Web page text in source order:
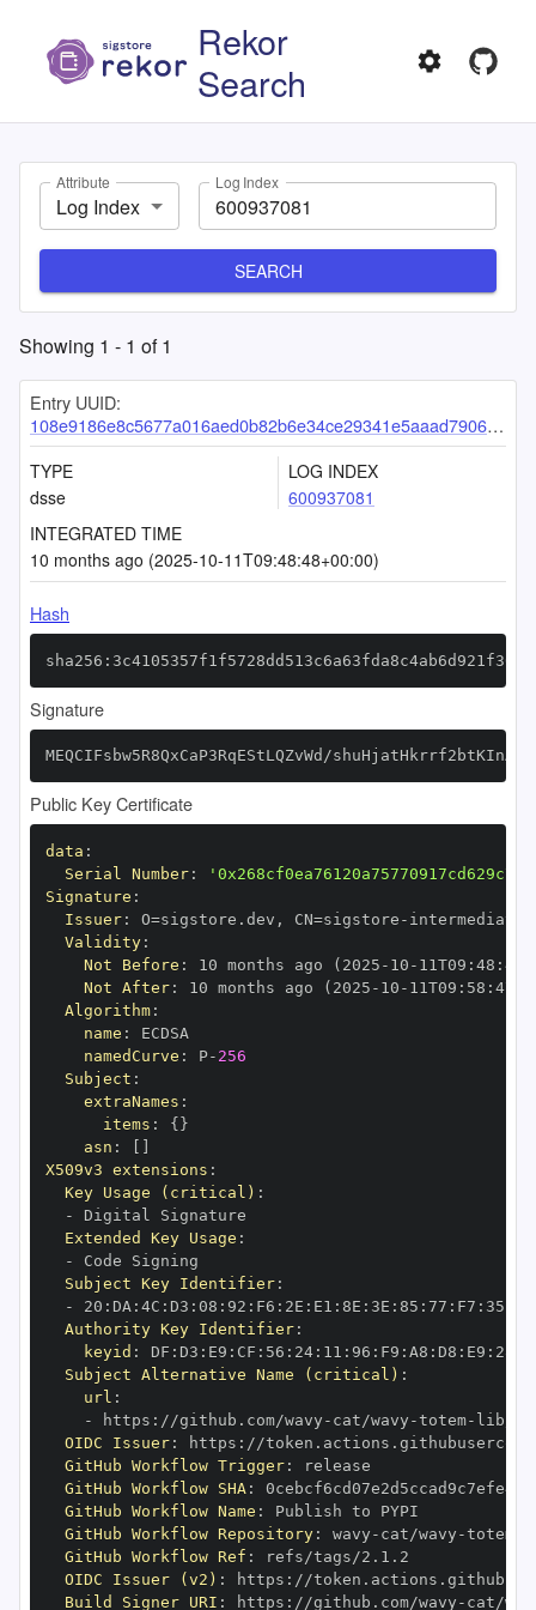
Rekor
Search
Attribute
Log Index
Log Index
SEARCH
Showing 1 - 1 of1
Entry UUID:
108e9186e8c5677a016aed0b82b6e34ce29341e5aaad79060ca3d1a9ed699f1df24609b508c40d5b
TYPE
dsse
LOG INDEX
600937081
INTEGRATED TIME
10 months ago (2025-10-11T09:48:48+00:00)
Hash
Signature
MEQCIFsbw5R8QxCaP3RqEStLQZvWd/
Public Key Certificate
data :
Serial Number:
Signature :
Issuer: O=sigstore.dev , CN=sigstore -
Validity:
Not Before : 10 months ago (2025 - 10 - 11T09 : 48 :
Not After: 10 months ago (2025 - 10 - 11T09 : 58 :
Algorithm:
name :
namedCurve : P- 256
Subject :
extraNames :
items : { }
asn :
X509v3 extensions :
Key Usage (critical) :
-
Extended Key Usage :
-
Subject Key Identifier:
-
20 : DA : 4C : D3 : 08 : 92 : F6 : 2E : E1 : 8E : 3E : 85 : 77 : F7 : 35
Authority Key Identifier:
keyid : DF : D3 : E9 : CF : 56 : 24: 11 : 96 : F9 : A8 : D8 : E9 : 28
Subject Alternative Name (critical) :
url :
-
https : //github.com/wavy - cat/wavy -totem-
OIDC Issuer: https :
GitHub Workflow Trigger:
GitHub Workflow SHA:
GitHub Workflow Name :
GitHub Workflow Repository: wavy - cat/wavy -totem
GitHub Workflow Ref :
OIDC Issuer (v2) : https :
Build Signer URI : https : //github.com/wavy - cat/